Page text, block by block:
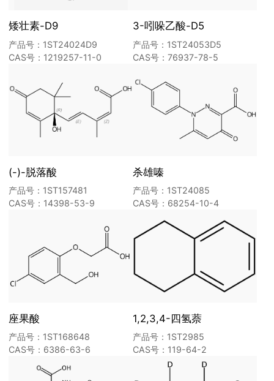
矮壮素-D9
产品号：1ST24024D9
CAS号：1219257-11-0
3-吲哚乙酸-D5
产品号：1ST24053D5
CAS号：76937-78-5
(-)-脱落酸
产品号：1ST157481
CAS号：14398-53-9
杀雄嗪
产品号：1ST24085
CAS号：68254-10-4
座果酸
产品号：1ST168648
CAS号：6386-63-6
1,2,3,4-四氢萘
产品号：1ST2985
CAS号：119-64-2